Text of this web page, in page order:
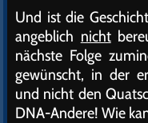
Und ist die
angeblich nicht
nächste Folge
gewünscht, in der
und nicht den
DNA-Andere! Wie